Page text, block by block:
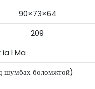
90×73×64
209
ia I Ma
шумбах боломжтой)